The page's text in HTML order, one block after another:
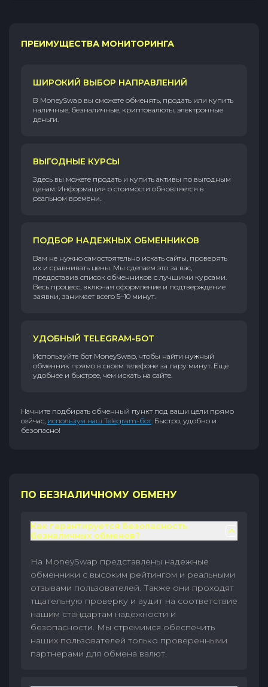
ПРЕИМУЩЕСТВА МОНИТОРИНГА
ШИРОКИЙ ВЫБОР НАПРАВЛЕНИЙ
В MoneySwap вы сможете обменять, продать или купить
наличные, безналичные, криптовалюты, электронные
деньги.
ВЫГОДНЫЕ КУРСЫ
Здесь вы можете продать и купить активы по выгодным
ценам. Информация о стоимости обновляется в
реальном времени.
ПОДБОР НАДЕЖНЫХ ОБМЕННИКОВ
Вам не нужно самостоятельно искать сайты, проверять
их и сравнивать цены. Мы сделаем это за вас,
предоставив список обменников с лучшими курсами.
Весь процесс, включая оформление и подтверждение
заявки, занимает всего 5–10 минут.
УДОБНЫЙ TELEGRAM-БОТ
Используйте бот MoneySwap, чтобы найти нужный
обменник прямо в своем телефоне за пару минут. Еще
удобнее и быстрее, чем искать на сайте.
Начните подбирать обменный пункт под ваши цели прямо
сейчас, используя наш Telegram-бот. Быстро, удобно и
безопасно!
ПО БЕЗНАЛИЧНОМУ ОБМЕНУ
Как гарантируется безопасность
безналичных обменов?
На MoneySwap представлены надежные
обменники с высоким рейтингом и реальными
отзывами пользователей. Также они проходят
тщательную проверку и аудит на соответствие
нашим стандартам надежности и
безопасности. Мы стремимся обеспечить
наших пользователей только проверенными
партнерами для обмена валют.